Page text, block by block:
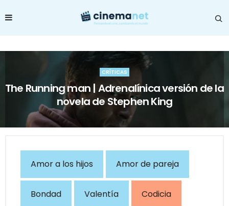
CRÍTICAS
The Running man | Adrenalínica versión de la
novela de Stephen King
Amor a los hijos Amor de pareja
Bondad Valentía Codicia